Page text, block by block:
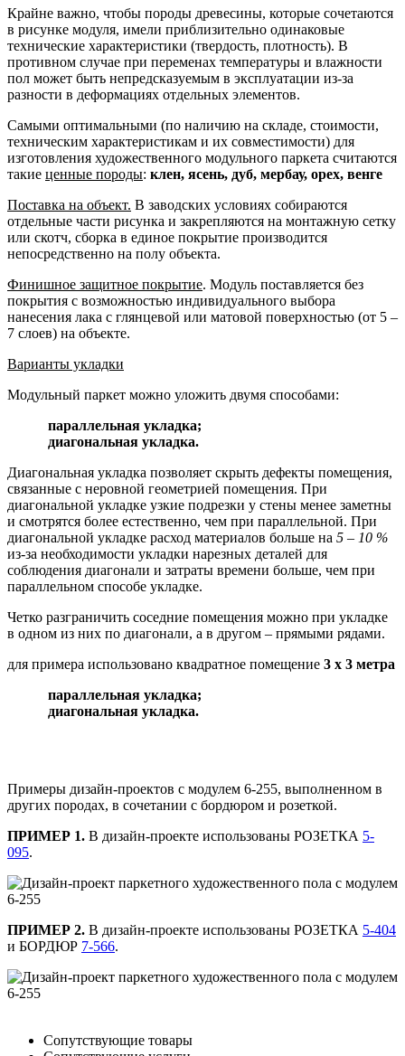
Крайне важно, чтобы породы древесины, которые сочетаются
в рисунке модуля, имели приблизительно одинаковые
технические характеристики (твердость, плотность). В
противном случае при переменах температуры и влажности
пол может быть непредсказуемым в эксплуатации из-за
разности в деформациях отдельных элементов.
Самыми оптимальными (по наличию на складе, стоимости,
техническим характеристикам и их совместимости) для
изготовления художественного модульного паркета считаются
такие ценные породы: клен, ясень, дуб, мербау, орех, венге
Поставка на объект. В заводских условиях собираются
отдельные части рисунка и закрепляются на монтажную сетку
или скотч, сборка в единое покрытие производится
непосредственно на полу объекта.
Финишное защитное покрытие. Модуль поставляется без
покрытия с возможностью индивидуального выбора
нанесения лака с глянцевой или матовой поверхностью (от 5 –
7 слоев) на объекте.
Варианты укладки
Модульный паркет можно уложить двумя способами:
параллельная укладка;
диагональная укладка.
Диагональная укладка позволяет скрыть дефекты помещения,
связанные с неровной геометрией помещения. При
диагональной укладке узкие подрезки у стены менее заметны
и смотрятся более естественно, чем при параллельной. При
диагональной укладке расход материалов больше на 5 – 10 %
из-за необходимости укладки нарезных деталей для
соблюдения диагонали и затраты времени больше, чем при
параллельном способе укладке.
Четко разграничить соседние помещения можно при укладке
в одном из них по диагонали, а в другом – прямыми рядами.
для примера использовано квадратное помещение 3 х 3 метра
параллельная укладка;
диагональная укладка.
Примеры дизайн-проектов с модулем 6-255, выполненном в
других породах, в сочетании с бордюром и розеткой.
ПРИМЕР 1. В дизайн-проекте использованы РОЗЕТКА 5-
095.
ПРИМЕР 2. В дизайн-проекте использованы РОЗЕТКА 5-404
и БОРДЮР 7-566.
Сопутствующие товары